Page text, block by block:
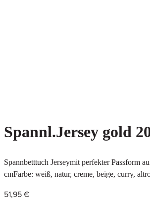
Spannl.Jersey gold
Spannbetttuch Jerseymit perfekter Passform
cmFarbe: weiß, natur, creme, beige, curry,
51,95 €